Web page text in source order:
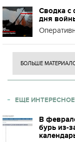
Сводка с
дня
БОЛЬШЕ
ЕЩЕ ИНТЕРЕСНОЕ
В
бурь из-